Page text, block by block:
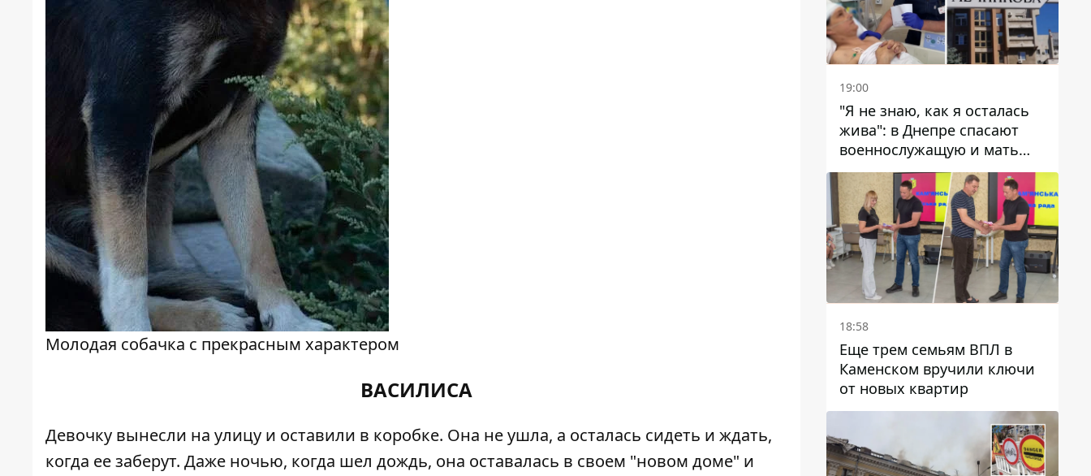
Молодая собачка с прекрасным характером
ВАСИЛИСА
Девочку вынесли на улицу и оставили в коробке. Она не ушла, а осталась сидеть и ждать,
когда ее заберут. Даже ночью, когда шел дождь, она оставалась в своем "новом доме" и
19:00
"Я не знаю, как я осталась
жива": в Днепре спасают
военнослужащую и мать
четверых детей, которую
ранил КАБ
18:58
Еще трем семьям ВПЛ в
Каменском вручили ключи
от новых квартир